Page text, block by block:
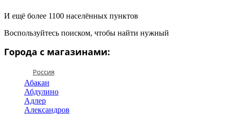
И ещё более 1100 населённых пунктов
Воспользуйтесь поиском, чтобы найти нужный
Города с магазинами:
Россия
Абакан
Абдулино
Адлер
Александров